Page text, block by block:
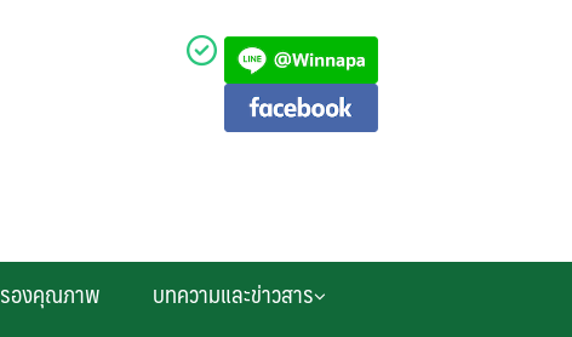
องคุณภาพ
บทความและข่าวสาร